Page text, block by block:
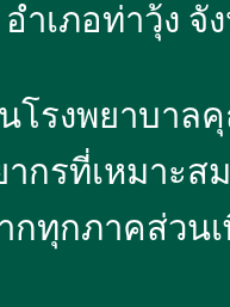
ำเภอท่าวุ้ง จั
นโรงพยาบา
กรที่เหมาะสม
กทุกภาคส่ว